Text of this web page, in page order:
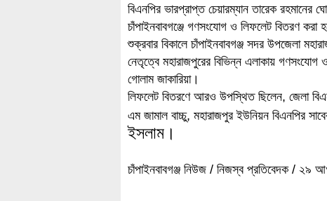
বিএনপির ভারপ্রাপ্ত চেয়ারম্যান তারেক রহমানের
চাঁপাইনবাবগঞ্জে গণসংযোগ ও লিফলেট বিতরণ করা
শুক্রবার বিকালে চাঁপাইনবাবগঞ্জ সদর উপজেলা
নেতৃত্বে মহারাজপুরের বিভিন্ন এলাকায় গণসংযোগ
গোলাম জাকারিয়া।
লিফলেট বিতরণে আরও উপস্থিত ছিলেন, জেলা
এম জামাল বাচ্চু, মহারাজপুর ইউনিয়ন বিএনপির
ইসলাম।
চাঁপাইনবাবগঞ্জ নিউজ / নিজস্ব প্রতিবেদক / ২৯